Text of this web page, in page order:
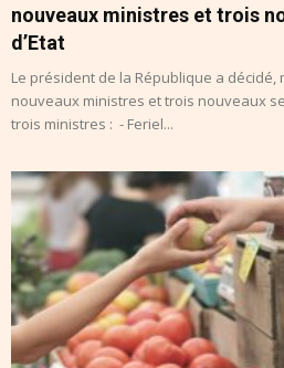
nouveaux ministres et trois
d’Etat
Le président de la République a
nouveaux ministres et trois nouveaux
trois ministres : - Feriel...